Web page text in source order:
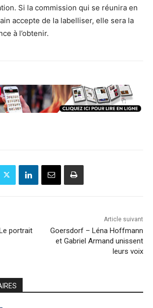
Si la commission qui se réunira en
accepte de la labelliser, elle sera la
à l’obtenir.
portrait
Article suivant
Goersdorf – Léna Hoffmann
et Gabriel Armand unissent
leurs voix